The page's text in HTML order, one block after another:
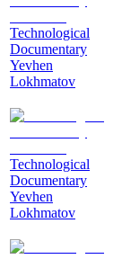
Technological
Documentary
Yevhen
Lokhmatov
Technological
Documentary
Yevhen
Lokhmatov